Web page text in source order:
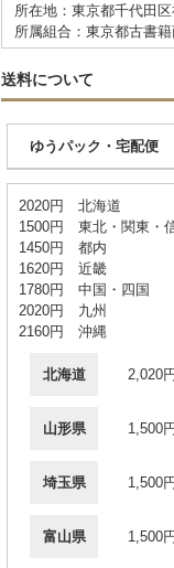
所在地：東京都千代田
所属組合：東京都古書
送料について
ゆうパック・宅配便
2020円 北海道
1500円 東北・関東・
1450円 都内
1620円 近畿
1780円 中国・四国
2020円 九州
2160円 沖縄
北海道 2,020
山形県 1,500
埼玉県 1,500
富山県 1,500